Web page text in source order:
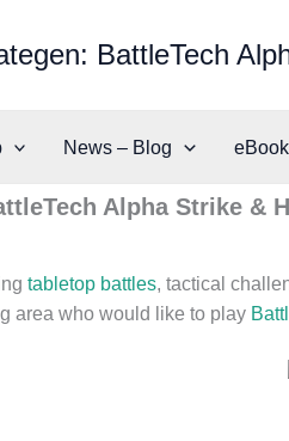
BattleTech
News – Blog
Alpha Strike &
tabletop battles, tactical
area who would like to play